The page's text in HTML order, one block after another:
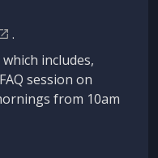
.
which includes,
session on
from 10am